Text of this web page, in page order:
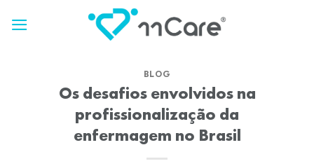
BLOG
Os desafios envolvidos na
profissionalização da
enfermagem no Brasil